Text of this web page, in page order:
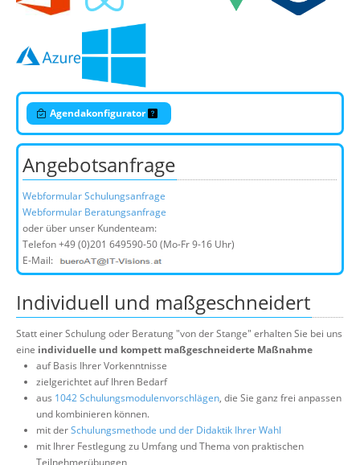
Agendakonfigurator
Angebotsanfrage
Webformular Schulungsanfrage
Webformular Beratungsanfrage
oder über unser Kundenteam:
Telefon+49 (0)201 649590-50(Mo-Fr 9-16 Uhr)
E-Mail:
Individuell und maßgeschneidert
Statt einer Schulung oder Beratung "von der Stange" erhalten Sie bei uns
eine individuelle und kompett maßgeschneiderte Maßnahme
auf Basis Ihrer Vorkenntnisse
zielgerichtet auf Ihren Bedarf
aus 1042 Schulungsmodulenvorschlägen, die Sie ganz frei anpassen
und kombinieren können.
mit derSchulungsmethode und der Didaktik Ihrer Wahl
mit Ihrer Festlegung zu Umfang und Thema von praktischen
Teilnehmerübungen